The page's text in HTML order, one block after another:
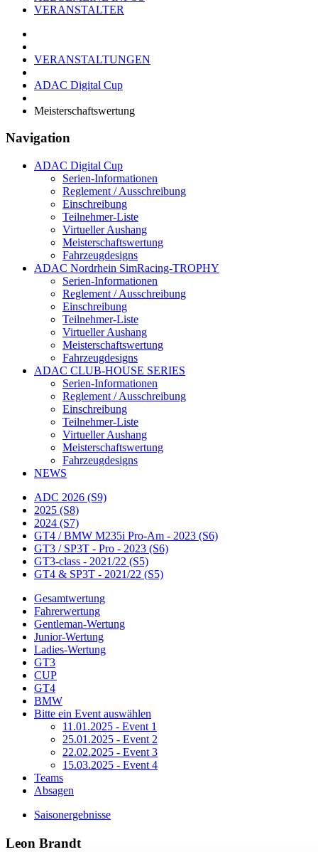
VERANSTALTER
VERANSTALTUNGEN
ADAC Digital Cup
Meisterschaftswertung
Navigation
ADAC Digital Cup
Serien-Informationen
Reglement / Ausschreibung
Einschreibung
Teilnehmer-Liste
Virtueller Aushang
Meisterschaftswertung
Fahrzeugdesigns
ADAC Nordrhein SimRacing-TROPHY
Serien-Informationen
Reglement / Ausschreibung
Einschreibung
Teilnehmer-Liste
Virtueller Aushang
Meisterschaftswertung
Fahrzeugdesigns
ADAC CLUB-HOUSE SERIES
Serien-Informationen
Reglement / Ausschreibung
Einschreibung
Teilnehmer-Liste
Virtueller Aushang
Meisterschaftswertung
Fahrzeugdesigns
NEWS
ADC 2026 (S9)
2025 (S8)
2024 (S7)
GT4 / BMW M235i Pro-Am - 2023 (S6)
GT3 / SP3T - Pro - 2023 (S6)
GT3-class - 2021/22 (S5)
GT4 & SP3T - 2021/22 (S5)
Gesamtwertung
Fahrerwertung
Gentleman-Wertung
Junior-Wertung
Ladies-Wertung
GT3
CUP
GT4
BMW
Bitte ein Event auswählen
11.01.2025 - Event 1
25.01.2025 - Event 2
22.02.2025 - Event 3
15.03.2025 - Event 4
Teams
Absagen
Saisonergebnisse
Leon Brandt